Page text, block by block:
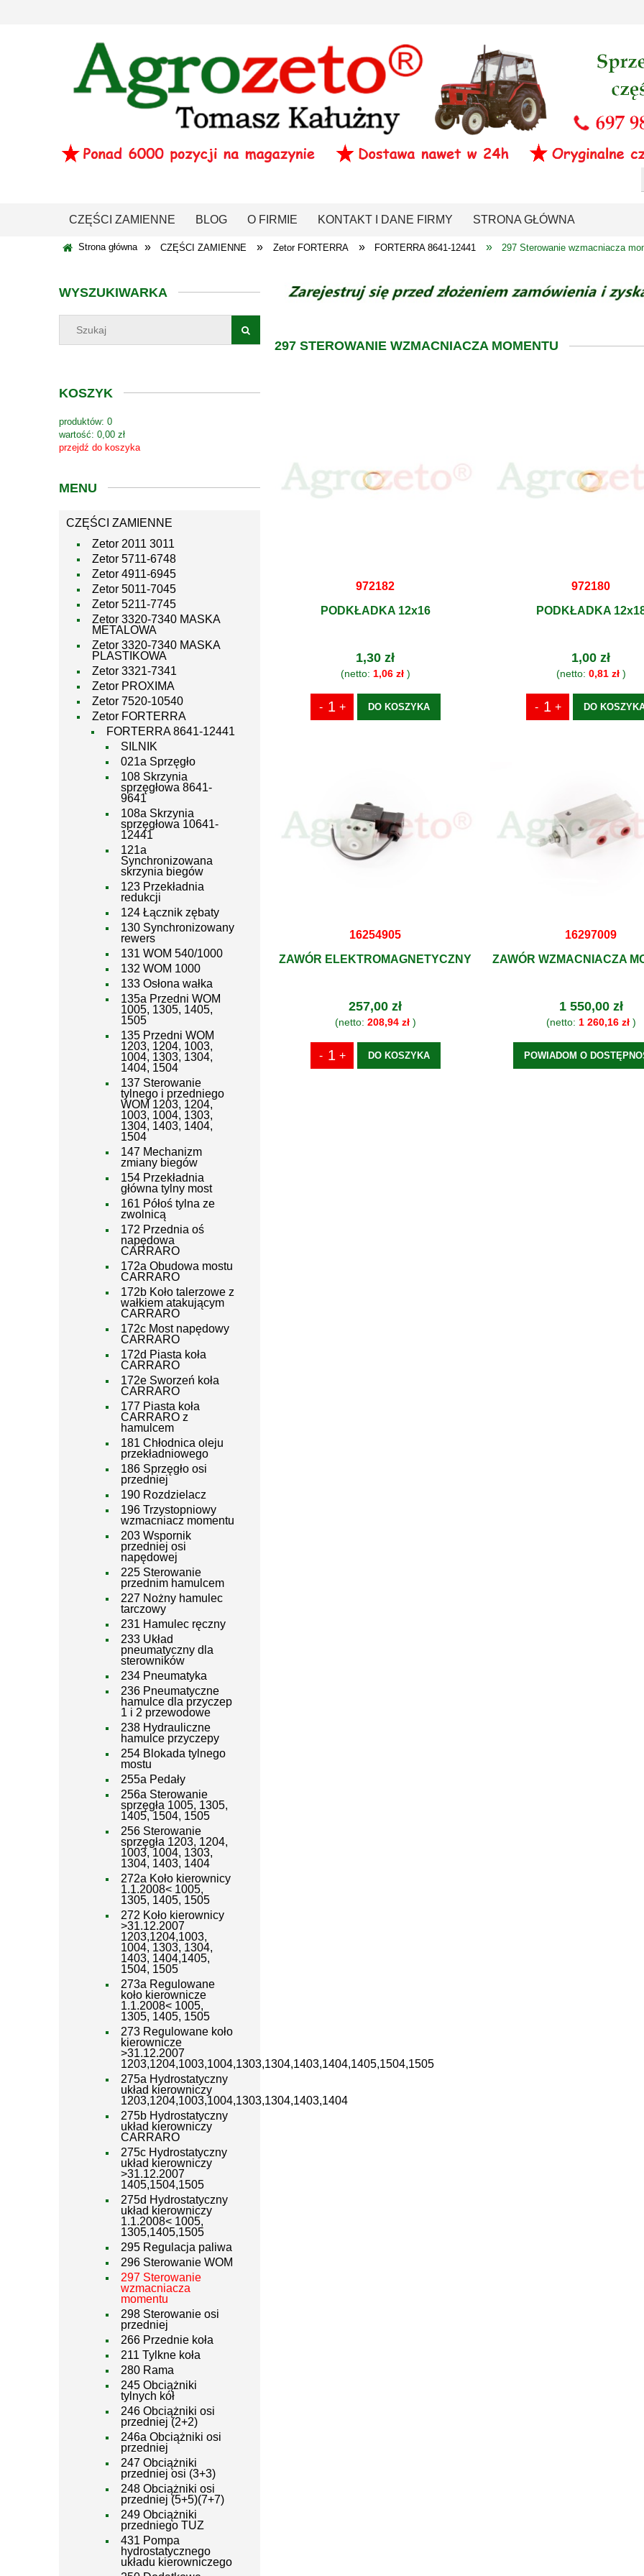
CZĘŚCI ZAMIENNE BLOG O FIRMIE KONTAKT I DANE FIRMY STRONA GŁÓWNA
Strona główna » CZĘŚCI ZAMIENNE » Zetor FORTERRA » FORTERRA 8641-12441 » 297 Sterowanie wzmacniacza
WYSZUKIWARKA
KOSZYK
produktów: 0
wartość: 0,00 zł
przejdź do koszyka
MENU
CZĘŚCI ZAMIENNE
Zetor 2011 3011
Zetor 5711-6748
Zetor 4911-6945
Zetor 5011-7045
Zetor 5211-7745
Zetor 3320-7340 MASKA
METALOWA
Zetor 3320-7340 MASKA
PLASTIKOWA
Zetor 3321-7341
Zetor PROXIMA
Zetor 7520-10540
Zetor FORTERRA
FORTERRA 8641-12441
SILNIK
021a Sprzęgło
108 Skrzynia
sprzęgłowa 8641-
9641
108a Skrzynia
sprzęgłowa 10641-
12441
121a
Synchronizowana
skrzynia biegów
123 Przekładnia
redukcji
124 Łącznik zębaty
130 Synchronizowany
rewers
131 WOM 540/1000
132 WOM 1000
133 Osłona wałka
135a Przedni WOM
1005, 1305, 1405,
1505
135 Przedni WOM
1203, 1204, 1003,
1004, 1303, 1304,
1404, 1504
137 Sterowanie
tylnego i przedniego
WOM 1203, 1204,
1003, 1004, 1303,
1304, 1403, 1404,
1504
147 Mechanizm
zmiany biegów
154 Przekładnia
główna tylny most
161 Półoś tylna ze
zwolnicą
172 Przednia oś
napędowa
CARRARO
172a Obudowa mostu
CARRARO
172b Koło talerzowe z
wałkiem atakującym
CARRARO
172c Most napędowy
CARRARO
172d Piasta koła
CARRARO
172e Sworzeń koła
CARRARO
177 Piasta koła
CARRARO z
hamulcem
181 Chłodnica oleju
przekładniowego
186 Sprzęgło osi
przedniej
190 Rozdzielacz
196 Trzystopniowy
wzmacniacz momentu
203 Wspornik
przedniej osi
napędowej
225 Sterowanie
przednim hamulcem
227 Nożny hamulec
tarczowy
231 Hamulec ręczny
233 Układ
pneumatyczny dla
sterowników
234 Pneumatyka
236 Pneumatyczne
hamulce dla przyczep
1 i 2 przewodowe
238 Hydrauliczne
hamulce przyczepy
254 Blokada tylnego
mostu
255a Pedały
256a Sterowanie
sprzęgła 1005, 1305,
1405, 1504, 1505
256 Sterowanie
sprzęgła 1203, 1204,
1003, 1004, 1303,
1304, 1403, 1404
272a Koło kierownicy
1.1.2008< 1005,
1305, 1405, 1505
272 Koło kierownicy
>31.12.2007
1203,1204,1003,
1004, 1303, 1304,
1403, 1404,1405,
1504, 1505
273a Regulowane
koło kierownicze
1.1.2008< 1005,
1305, 1405, 1505
273 Regulowane koło
kierownicze
>31.12.2007
1203,1204,1003,1004,1303,1304,1403,1404,1405,1504,1505
275a Hydrostatyczny
układ kierowniczy
1203,1204,1003,1004,1303,1304,1403,1404
275b Hydrostatyczny
układ kierowniczy
CARRARO
275c Hydrostatyczny
układ kierowniczy
>31.12.2007
1405,1504,1505
275d Hydrostatyczny
układ kierowniczy
1.1.2008< 1005,
1305,1405,1505
295 Regulacja paliwa
296 Sterowanie WOM
297 Sterowanie
wzmacniacza
momentu
298 Sterowanie osi
przedniej
266 Przednie koła
211 Tylkne koła
280 Rama
245 Obciążniki
tylnych kół
246 Obciążniki osi
przedniej (2+2)
246a Obciążniki osi
przedniej
247 Obciążniki
przedniej osi (3+3)
248 Obciążniki osi
przedniej (5+5)(7+7)
249 Obciążniki
przedniego TUZ
431 Pompa
hydrostatycznego
układu kierowniczego
297 STEROWANIE WZMACNIACZA MOMENTU
972182
PODKŁADKA 12x16
1,30 zł
(netto: 1,06 zł)
DO KOSZYKA
972180
PODKŁADKA
1,00 zł
(netto: 0,81 zł)
DO
16254905
ZAWÓR ELEKTROMAGNETYCZNY
257,00 zł
(netto: 208,94 zł)
DO KOSZYKA
16297009
ZAWÓR WZMACNIACZA
1 550,00 zł
(netto: 1 260,16 zł)
POWIADOM O